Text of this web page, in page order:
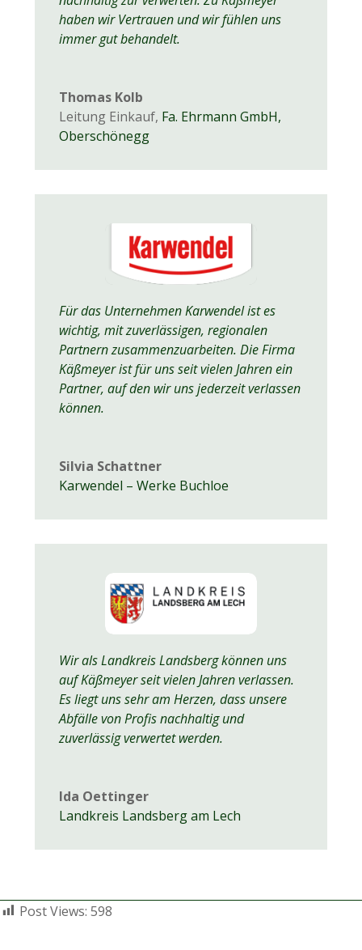
haben wir Vertrauen und wir fühlen uns
immer gut behandelt.
Thomas Kolb
Leitung Einkauf, Fa. Ehrmann GmbH,
Oberschönegg
Für das Unternehmen Karwendel ist es
wichtig, mit zuverlässigen, regionalen
Partnern zusammenzuarbeiten. Die Firma
Käßmeyer ist für uns seit vielen Jahren ein
Partner, auf den wir uns jederzeit verlassen
können.
Silvia Schattner
Karwendel – Werke Buchloe
Wir als Landkreis Landsberg können uns
auf Käßmeyer seit vielen Jahren verlassen.
Es liegt uns sehr am Herzen, dass unsere
Abfälle von Profis nachhaltig und
zuverlässig verwertet werden.
Ida Oettinger
Landkreis Landsberg am Lech
Post Views: 598